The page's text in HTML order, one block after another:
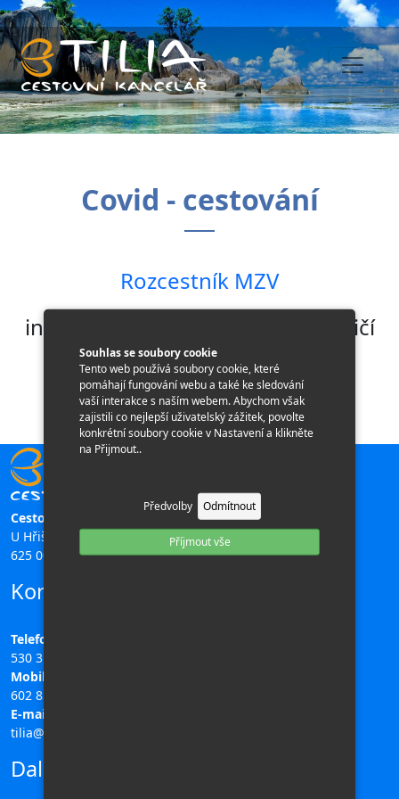
Souhlas se soubory cookie
Tento web používá soubory cookie, které
pomáhají fungování webu a také ke sledování
vaší interakce s naším webem. Abychom však
zajistili co nejlepší uživatelský zážitek, povolte
konkrétní soubory cookie v Nastavení a klikněte
na Přijmout..
Předvolby Odmítnout
Příjmout vše
Covid - cestování
Rozcestník MZV
informace o cestování do zahraničí
uspořádané podle abecedy
Cestovní kancelář TILIA
U Hřiště 196/11,
625 00 Brno
Kontakty
Telefon:
530 311 708
Mobil:
602 851 313
E-mail:
tilia@ck-tilia.cz
Další odkazy